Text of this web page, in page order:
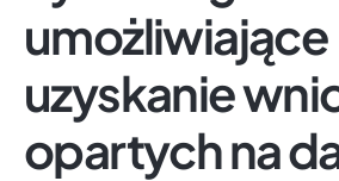
umożliwiające
uzyskanie
opartych na